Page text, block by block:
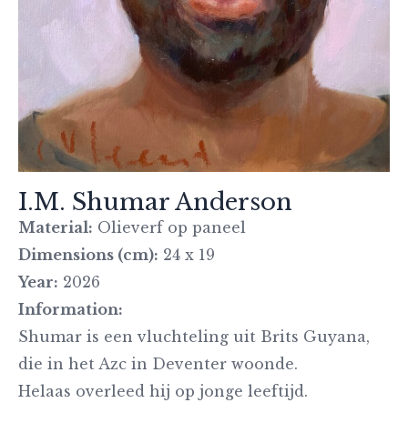
I.M. Shumar Anderson
Material: Olieverf op paneel
Dimensions (cm): 24 x 19
Year: 2026
Information:
Shumar is een vluchteling uit Brits Guyana,
die in het Azc in Deventer woonde.
Helaas overleed hij op jonge leeftijd.